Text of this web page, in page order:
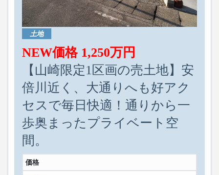
土地
NEW価格 1,250万円
【山崎限定1区画の売土地】安
倍川近く、大通りへも好アク
セスで毎日快適！通りから一
歩奥まったプライベート空
間。
価格